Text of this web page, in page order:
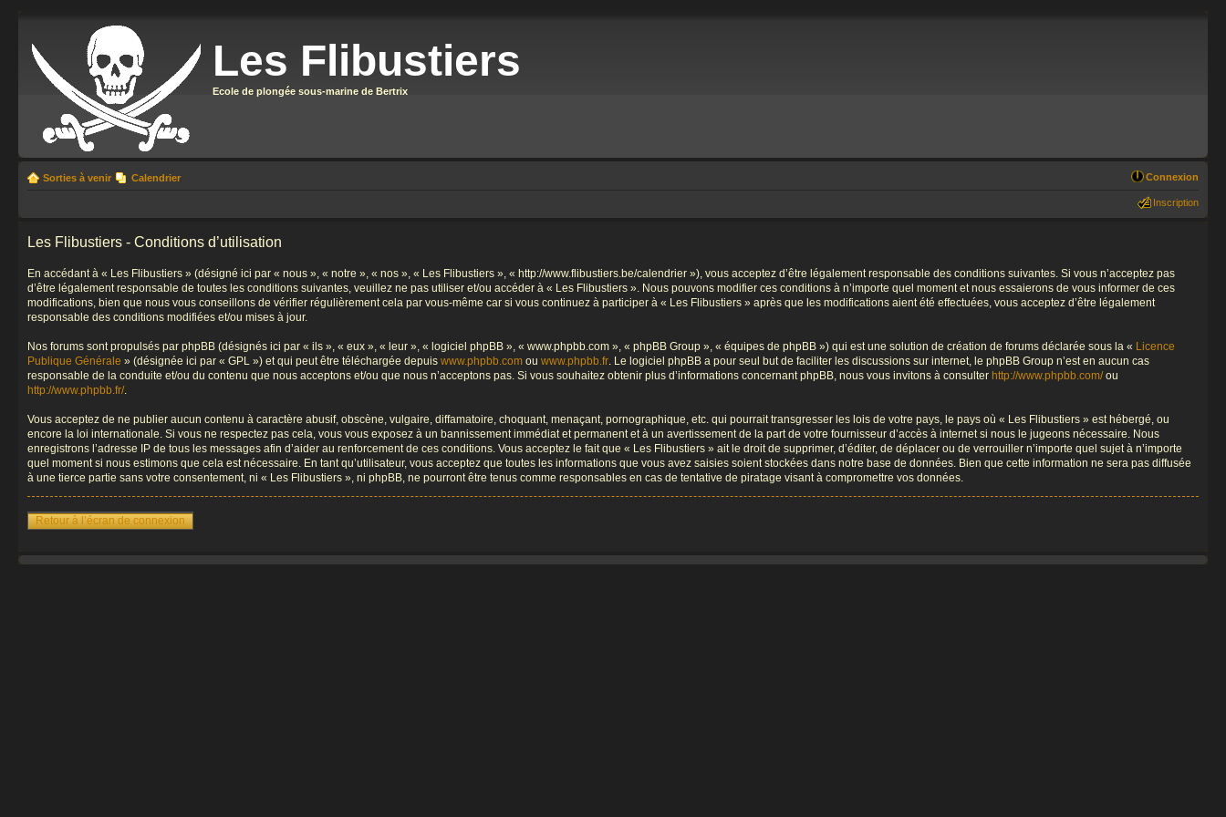
Les Flibustiers
Ecole de plongée sous-marine de Bertrix
Sorties à venir Calendrier Connexion
Inscription
Les Flibustiers - Conditions d’utilisation
En accédant à « Les Flibustiers » (désigné ici par « nous », « notre », « nos », « Les Flibustiers », « http://www.flibustiers.be/calendrier »), vous acceptez d’être légalement responsable des conditions suivantes. Si vous n’acceptez pas
d’être légalement responsable de toutes les conditions suivantes, veuillez ne pas utiliser et/ou accéder à « Les Flibustiers ». Nous pouvons modifier ces conditions à n’importe quel moment et nous essaierons de vous informer de ces
modifications, bien que nous vous conseillons de vérifier régulièrement cela par vous-même car si vous continuez à participer à « Les Flibustiers » après que les modifications aient été effectuées, vous acceptez d’être légalement
responsable des conditions modifiées et/ou mises à jour.
Nos forums sont propulsés par phpBB (désignés ici par « ils », « eux », « leur », « logiciel phpBB », « www.phpbb.com », « phpBB Group », « équipes de phpBB ») qui est une solution de création de forums déclarée sous la « Licence
Publique Générale » (désignée ici par « GPL ») et qui peut être téléchargée depuis www.phpbb.com ou www.phpbb.fr. Le logiciel phpBB a pour seul but de faciliter les discussions sur internet, le phpBB Group n’est en aucun cas
responsable de la conduite et/ou du contenu que nous acceptons et/ou que nous n’acceptons pas. Si vous souhaitez obtenir plus d’informations concernant phpBB, nous vous invitons à consulter http://www.phpbb.com/ou
http://www.phpbb.fr/.
Vous acceptez de ne publier aucun contenu à caractère abusif, obscène, vulgaire, diffamatoire, choquant, menaçant, pornographique, etc. qui pourrait transgresser les lois de votre pays, le pays où « Les Flibustiers » est hébergé, ou
encore la loi internationale. Si vous ne respectez pas cela, vous vous exposez à un bannissement immédiat et permanent et à un avertissement de la part de votre fournisseur d’accès à internet si nous le jugeons nécessaire. Nous
enregistrons l’adresse IP de tous les messages afin d’aider au renforcement de ces conditions. Vous acceptez le fait que « Les Flibustiers » ait le droit de supprimer, d’éditer, de déplacer ou de verrouiller n’importe quel sujet à n’importe
quel moment si nous estimons que cela est nécessaire. En tant qu’utilisateur, vous acceptez que toutes les informations que vous avez saisies soient stockées dans notre base de données. Bien que cette information ne sera pas diffusée
à une tierce partie sans votre consentement, ni « Les Flibustiers », ni phpBB, ne pourront être tenus comme responsables en cas de tentative de piratage visant à compromettre vos données.
Retour à l’écran de connexion